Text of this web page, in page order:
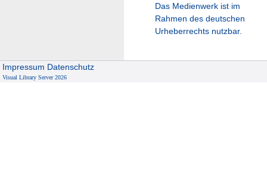
Das Medienwerk ist im
Rahmen des deutschen
Urheberrechts nutzbar.
Impressum Datenschutz
Visual Library Server 2026